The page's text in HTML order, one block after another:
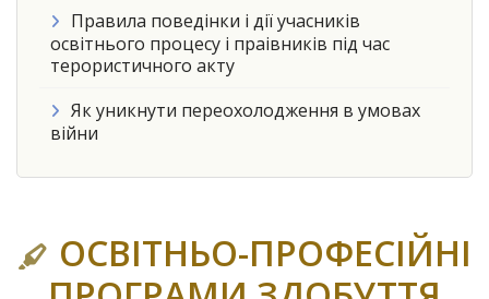
Правила поведінки і дії учасників
освітнього процесу і праівників під час
терористичного акту
Як уникнути переохолодження в умовах
війни
ОСВІТНЬО-ПРОФЕСІЙНІ